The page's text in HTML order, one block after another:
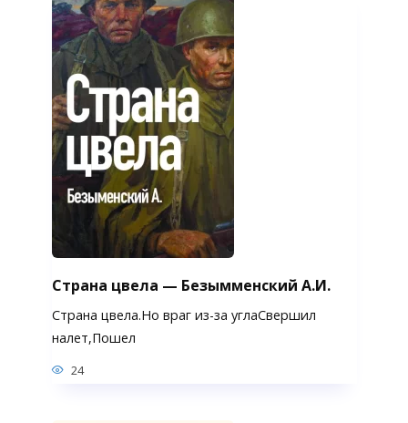
Страна цвела — Безымменский А.И.
Страна цвела.Но враг из-за углаСвершил
налет,Пошел
24